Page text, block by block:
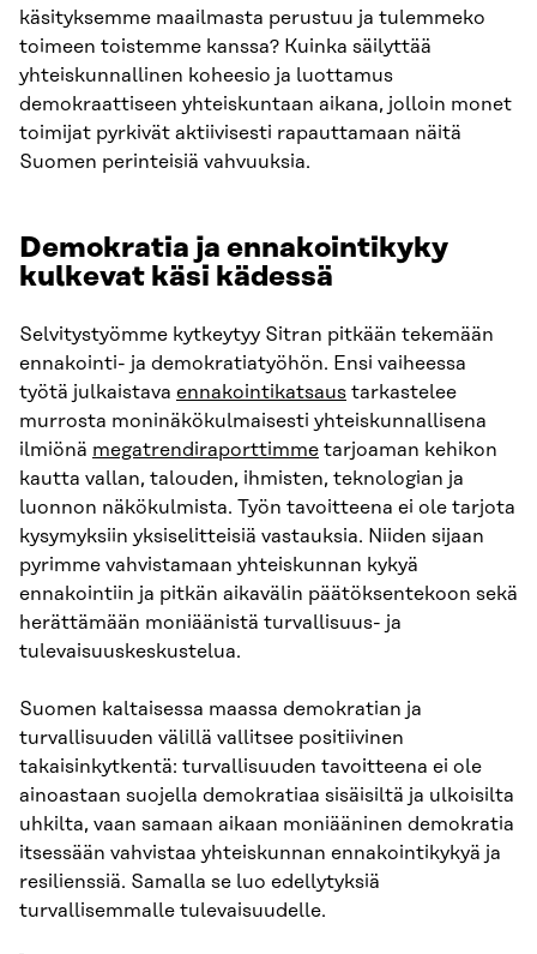
käsityksemme maailmasta perustuu ja tulemmeko
toimeen toistemme kanssa? Kuinka säilyttää
yhteiskunnallinen koheesio ja luottamus
demokraattiseen yhteiskuntaan aikana, jolloin monet
toimijat pyrkivät aktiivisesti rapauttamaan näitä
Suomen perinteisiä vahvuuksia.
Demokratia ja ennakointikyky
kulkevat käsi kädessä
Selvitystyömme kytkeytyy Sitran pitkään tekemään
ennakointi- ja demokratiatyöhön. Ensi vaiheessa
työtä julkaistava ennakointikatsaus tarkastelee
murrosta moninäkökulmaisesti yhteiskunnallisena
ilmiönä megatrendiraporttimme tarjoaman kehikon
kautta vallan, talouden, ihmisten, teknologian ja
luonnon näkökulmista. Työn tavoitteena ei ole tarjota
kysymyksiin yksiselitteisiä vastauksia. Niiden sijaan
pyrimme vahvistamaan yhteiskunnan kykyä
ennakointiin ja pitkän aikavälin päätöksentekoon sekä
herättämään moniäänistä turvallisuus- ja
tulevaisuuskeskustelua.
Suomen kaltaisessa maassa demokratian ja
turvallisuuden välillä vallitsee positiivinen
takaisinkytkentä: turvallisuuden tavoitteena ei ole
ainoastaan suojella demokratiaa sisäisiltä ja ulkoisilta
uhkilta, vaan samaan aikaan moniääninen demokratia
itsessään vahvistaa yhteiskunnan ennakointikykyä ja
resilienssiä. Samalla se luo edellytyksiä
turvallisemmalle tulevaisuudelle.